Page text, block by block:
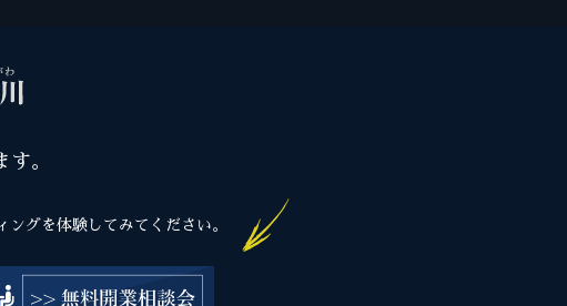
。
グを体験してみてください。